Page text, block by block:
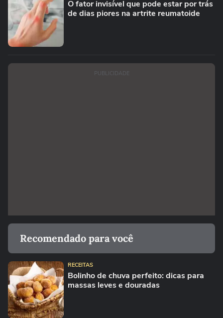
O fator invisível que pode estar por trás
de dias piores na artrite reumatoide
PUBLICIDADE
Recomendado para você
RECEITAS
Bolinho de chuva perfeito: dicas para
massas leves e douradas